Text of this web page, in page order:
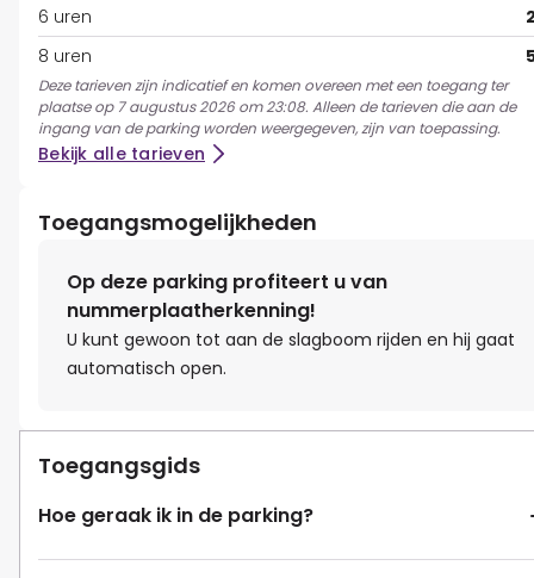
6 uren
8 uren
Deze tarieven zijn indicatief en komen overeen met een toegang ter
plaatse op 7 augustus 2026 om 23:08. Alleen de tarieven die aan de
ingang van de parking worden weergegeven, zijn van toepassing.
Bekijk alle tarieven
Toegangsmogelijkheden
Op deze parking profiteert u van
nummerplaatherkenning!
U kunt gewoon tot aan de slagboom rijden en hij gaat
automatisch open.
Toegangsgids
Hoe geraak ik in de parking?